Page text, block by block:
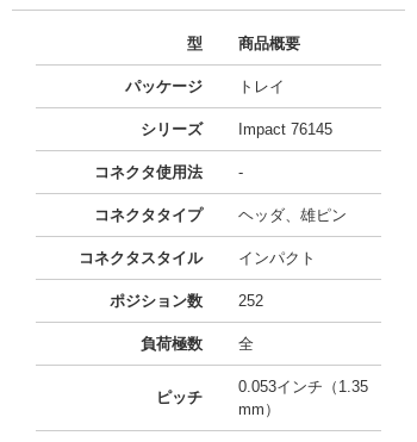
型 商品概要
パッケージ トレイ
シリーズ Impact 76145
コネクタ使用法 -
コネクタタイプ ヘッダ、雄ピン
コネクタスタイル インパクト
ポジション数 252
負荷極数 全
ピッチ
0.053インチ（1.35
mm）